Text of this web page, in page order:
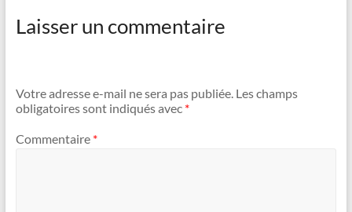
b
o
k
s
A
p
p
e
y
Li
k
Laisser un commentaire
Votre adresse e-mail ne sera pas publiée. Les champs
obligatoires sont indiqués avec *
Commentaire *